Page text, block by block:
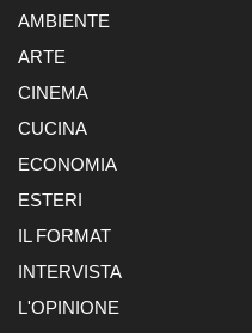
AMBIENTE
ARTE
CINEMA
CUCINA
ECONOMIA
ESTERI
IL FORMAT
INTERVISTA
L'OPINIONE